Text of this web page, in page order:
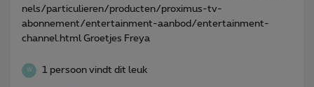
nels/particulieren/producten/proximus-tv-
abonnement/entertainment-aanbod/entertainment-
channel.html Groetjes Freya
W 1 persoon vindt dit leuk